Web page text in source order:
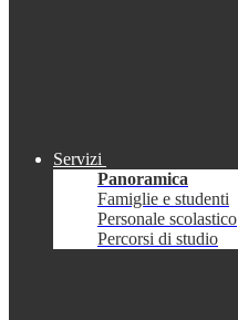
Servizi
Panoramica
Famiglie e studenti
Personale scolastico
Percorsi di studio